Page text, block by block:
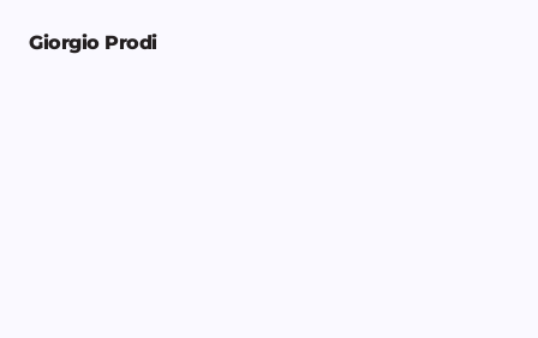
Giorgio Prodi